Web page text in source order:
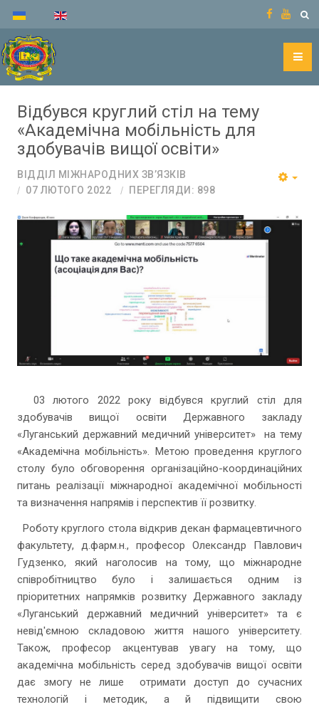
Відбувся круглий стіл на тему
«Академічна мобільність для
здобувачів вищої освіти»
ВІДДІЛ МІЖНАРОДНИХ ЗВ’ЯЗКІВ
07 ЛЮТОГО 2022
ПЕРЕГЛЯДИ: 898
03 лютого 2022 року відбувся круглий стіл для
здобувачів вищої освіти Державного закладу
«Луганський державний медичний університет» на тему
«Академічна мобільність». Метою проведення круглого
столу було обговорення організаційно-координаційних
питань реалізації міжнародної академічної мобільності
та визначення напрямів і перспектив її розвитку.
Роботу круглого стола відкрив декан фармацевтичного
факультету, д.фарм.н., професор Олександр Павлович
Гудзенко, який наголосив на тому, що міжнародне
співробітництво було і залишається одним із
пріоритетних напрямків розвитку Державного закладу
«Луганський державний медичний університет» та є
невід'ємною складовою життя нашого університету.
Також, професор акцентував увагу на тому, що
академічна мобільність серед здобувачів вищої освіти
дає змогу не лише отримати доступ до сучасних
технологій і методик, а й підвищити свою